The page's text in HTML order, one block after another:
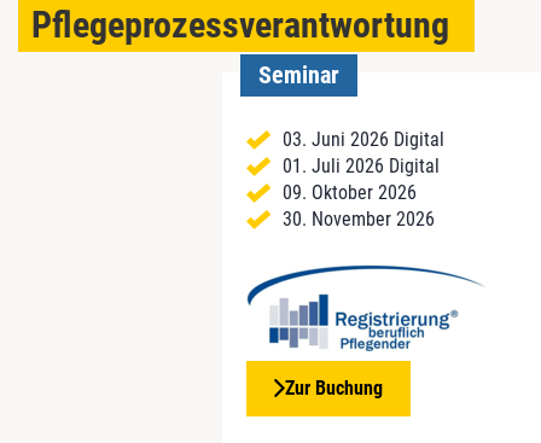
Pflegeprozessverantwortung
Seminar
03. Juni 2026 Digital
01. Juli 2026 Digital
09. Oktober 2026
30. November 2026
Zur Buchung